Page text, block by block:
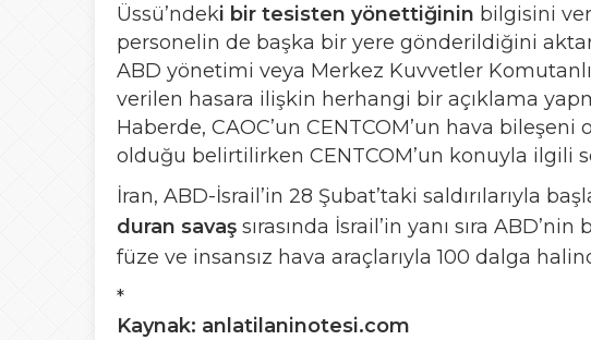
Üssü’ndeki bir tesisten yönettiğinin bilgisini
personelin de başka bir yere gönderildiğini
ABD yönetimi veya Merkez Kuvvetler
verilen hasara ilişkin herhangi bir açıklama
Haberde, CAOC’un CENTCOM’un hava
olduğu belirtilirken CENTCOM’un konuyla ilgili
İran, ABD-İsrail’in 28 Şubat’taki saldırılarıyla
duran savaş sırasında İsrail’in yanı sıra
füze ve insansız hava araçlarıyla 100 dalga
*
Kaynak: anlatilaninotesi.com